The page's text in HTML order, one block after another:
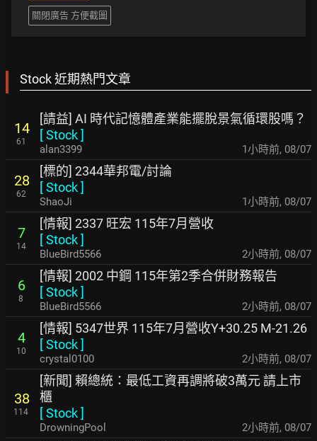
關閉廣告 方便截圖
Stock 近期熱門文章
14
61
[請益] AI 時代記憶體產業能擺脫景氣循環股嗎？
[Stock]
alan3399 1小時前, 08/07
28
62
[標的] 2344華邦電/討論
[Stock]
ShaoJi 1小時前, 08/07
7
14
[情報] 2337 旺宏 115年7月營收
[Stock]
BlueBird5566 2小時前, 08/07
6
8
[情報] 2002 中鋼 115年第2季合併財務報告
[Stock]
BlueBird5566 2小時前, 08/07
4
10
[情報] 5347世界 115年7月營收Y+30.25 M-21.26
[Stock]
crystal0100 2小時前, 08/07
38
114
[新聞] 賴總統：最低工資再調將破3萬元 請上市
櫃
[Stock]
DrowningPool 2小時前, 08/07